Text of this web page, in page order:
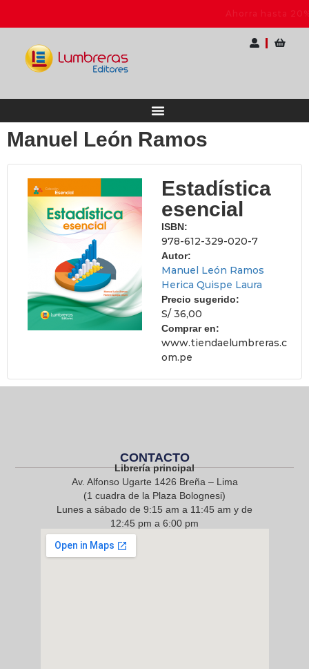
Ahorra hasta 20% OFF
Manuel León Ramos
Estadística
esencial
ISBN:
978-612-329-020-7
Autor:
Manuel León Ramos
Herica Quispe Laura
Precio sugerido:
S/ 36,00
Comprar en:
www.tiendaelumbreras.c
om.pe
CONTACTO
Librería principal
Av. Alfonso Ugarte 1426 Breña – Lima
(1 cuadra de la Plaza Bolognesi)
Lunes a sábado de 9:15 am a 11:45 am y de
12:45 pm a 6:00 pm
968 217 912